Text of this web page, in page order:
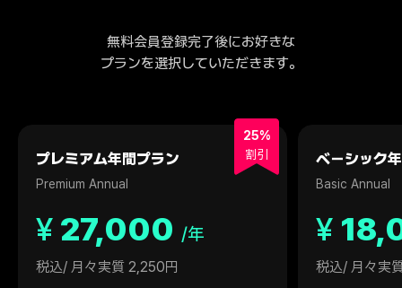
無料会員登録完了後にお好きな
プランを選択していただきます。
25%
割引
プレミアム年間プラン
Premium Annual
¥ 27,000 /年
税込/ 月々実質 2,250円
ベーシック
Basic Annual
¥
税込/ 月々実